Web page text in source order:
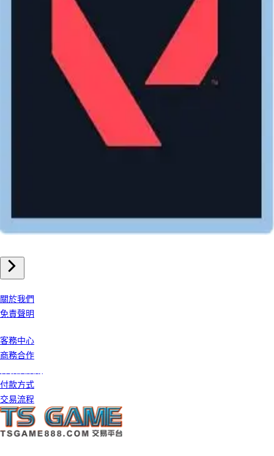
特戰英豪valorant 儲值
關於我們
免責聲明
客務中心
商務合作
付款方式
交易流程